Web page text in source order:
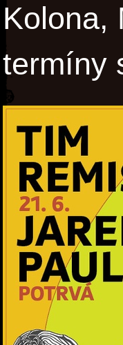
Kolona,
termíny